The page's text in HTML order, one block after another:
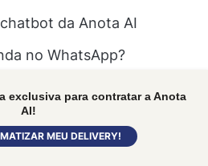
exclusiva para contratar a Anota
AI!
MEU DELIVERY!
da Anota AI
no WhatsApp?
cardápio de pedidos via